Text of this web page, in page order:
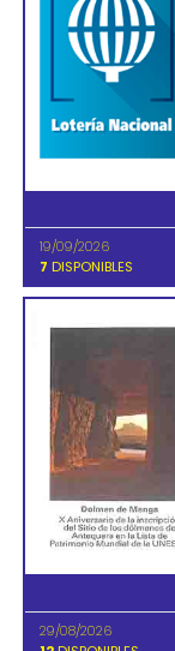
19/09/2026
7 DISPONIBLES
29/08/2026